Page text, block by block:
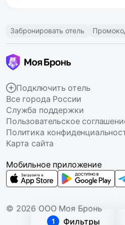
1 Фильтры
Забронировать отель
Подключить отель
Все города России
Служба поддержки
Пользовательское
Политика
Карта сайта
© 2026 ООО Моя Бронь
Мобильное приложение